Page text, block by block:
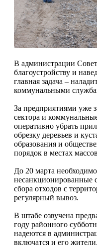
В администрации
благоустройству и
главная задача –
коммунальными
За предприятиями уже
сектора и
оперативно убрать
обрезку деревьев и
образования и
порядок в местах
До 20 марта
несанкционированные
сбора отходов с
регулярный вывоз.
В штабе озвучена
году районного
надеются в
включатся и его жители.